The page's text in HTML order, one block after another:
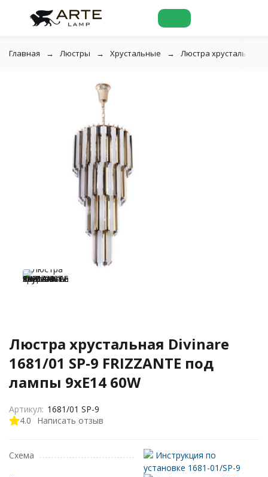
Главная Люстры Хрустальные Люстра хрустальная
Люстра хрустальная Divinare
1681/01 SP-9 FRIZZANTE под
лампы 9xE14 60W
4.0 Написать отзыв
Артикул: 1681/01 SP-9
Схема
Инструкция по
установке 1681-01/SP-9